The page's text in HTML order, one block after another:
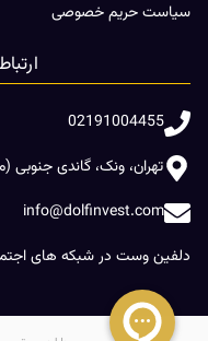
سیاست حریم خصوصی
02191004455
تهران، ونک، گاندی جنوبی
info@dolfinvest.com
دلفین وست در شبکه های